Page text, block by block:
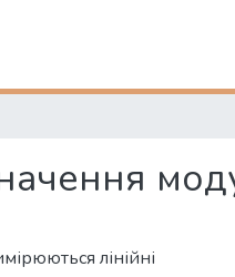
лінійні